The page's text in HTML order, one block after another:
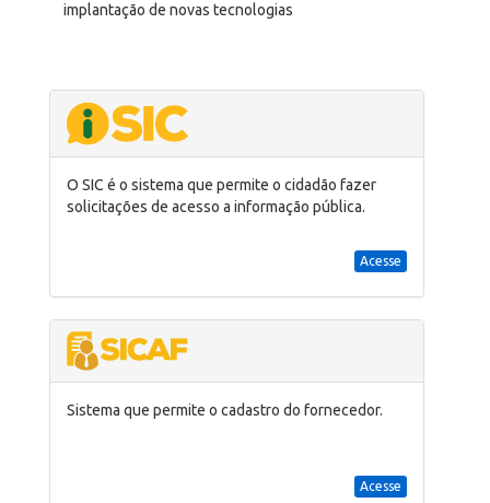
implantação de novas tecnologias
O SIC é o sistema que permite o cidadão fazer
solicitações de acesso a informação pública.
Acesse
Sistema que permite o cadastro do fornecedor.
Acesse